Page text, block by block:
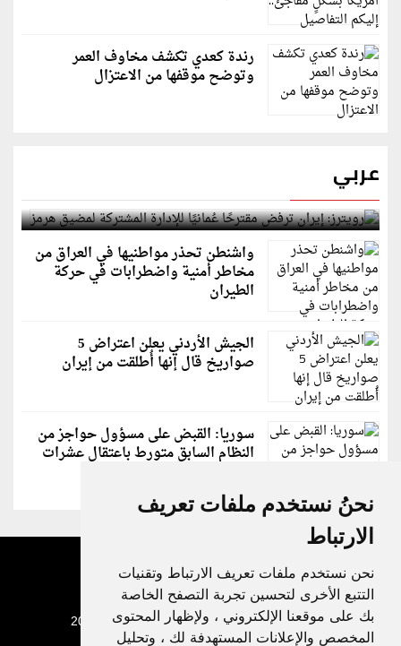
نحنُ نستخدم ملفات تعريف
الارتباط
نحن نستخدم ملفات تعريف الارتباط وتقنيات
التتبع الأخرى لتحسين تجربة التصفح الخاصة
بك على موقعنا الإلكتروني ، ولإظهار المحتوى
المخصص والإعلانات المستهدفة لك ، وتحليل
رندة كعدي تكشف مخاوف العمر
وتوضح موقفها من الاعتزال
عربي
رويترز: إيران ترفض مقترحًا عُمانيًا للإدارة المشتركة
لمضيق هرمز
واشنطن تحذر مواطنيها في العراق من
مخاطر أمنية واضطرابات في حركة
الطيران
الجيش الأردني يعلن اعتراض 5
صواريخ قال إنها أُطلقت من إيران
سوريا: القبض على مسؤول حواجز من
النظام السابق متورط باعتقال عشرات
جميع الحقوق محفوظة لدنيا الوطن © 2003 - 2022